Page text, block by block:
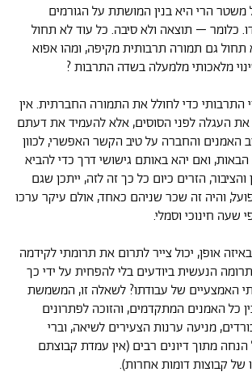
הרי היא בנין המושתת על הגורמים
כלומר – תוצאה ולא סיבה. כל עוד לא תחול
גם תמורה תרבותית מקיפה, ומהו אפוא
מלאכותי מלמעלה בשדה התרבות ?
התרבותי כדי לחולל את התמורה החברתית. אין
את העגלה לפני הסוסים, אלא להעמיד את דעתם
והחברה על טיב הקשר האפשרי, לכוון
ואם יהא באותם גישושי דרך כדי להביא
והציבור, הזרים כיום כל כך זה לזה, ייתכן שגם
והיה זה שכר שניהם כאחד, אולם עיקר ערכו
שעה חינוכי וסמלי.
אופן, יכול צייר לתרום את תרומתי לקידמה
הנעשית ביודעים בלי להפחית על ידי כך
האמצעיים של עבודתו? לשאלה זו, המשמשת
כל האמנים המתקדמים, והזוכה לפתרונים
מניעה ערנות הצעירים לשיאה, וברי
מתוך דיונים רבים (אין עמדת קבוצתם
קבוצות דומות אחרות).